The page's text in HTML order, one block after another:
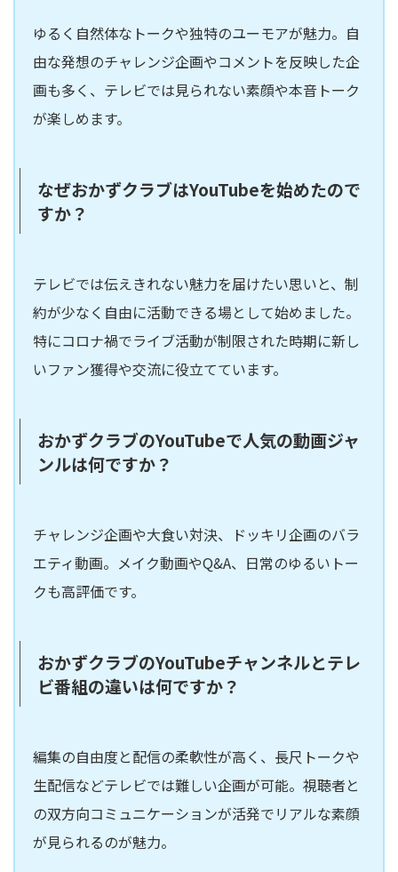
ゆるく自然体なトークや独特のユーモアが魅力。自
由な発想のチャレンジ企画やコメントを反映した企
画も多く、テレビでは見られない素顔や本音トーク
が楽しめます。
なぜおかずクラブはYouTubeを始めたので
すか？
テレビでは伝えきれない魅力を届けたい思いと、制
約が少なく自由に活動できる場として始めました。
特にコロナ禍でライブ活動が制限された時期に新し
いファン獲得や交流に役立てています。
おかずクラブのYouTubeで人気の動画ジャ
ンルは何ですか？
チャレンジ企画や大食い対決、ドッキリ企画のバラ
エティ動画。メイク動画やQ&A、日常のゆるいトー
クも高評価です。
おかずクラブのYouTubeチャンネルとテレ
ビ番組の違いは何ですか？
編集の自由度と配信の柔軟性が高く、長尺トークや
生配信などテレビでは難しい企画が可能。視聴者と
の双方向コミュニケーションが活発でリアルな素顔
が見られるのが魅力。